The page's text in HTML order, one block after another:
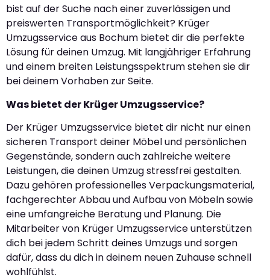
bist auf der Suche nach einer zuverlässigen und
preiswerten Transportmöglichkeit? Krüger
Umzugsservice aus Bochum bietet dir die perfekte
Lösung für deinen Umzug. Mit langjähriger Erfahrung
und einem breiten Leistungsspektrum stehen sie dir
bei deinem Vorhaben zur Seite.
Was bietet der Krüger Umzugsservice?
Der Krüger Umzugsservice bietet dir nicht nur einen
sicheren Transport deiner Möbel und persönlichen
Gegenstände, sondern auch zahlreiche weitere
Leistungen, die deinen Umzug stressfrei gestalten.
Dazu gehören professionelles Verpackungsmaterial,
fachgerechter Abbau und Aufbau von Möbeln sowie
eine umfangreiche Beratung und Planung. Die
Mitarbeiter von Krüger Umzugsservice unterstützen
dich bei jedem Schritt deines Umzugs und sorgen
dafür, dass du dich in deinem neuen Zuhause schnell
wohlfühlst.